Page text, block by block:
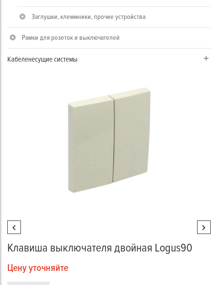
Заглушки, клеммники, прочие устройства
Рамки для розеток и выключателей
Кабеленесущие системы
Клавиша выключателя двойная Logus90
Цену уточняйте